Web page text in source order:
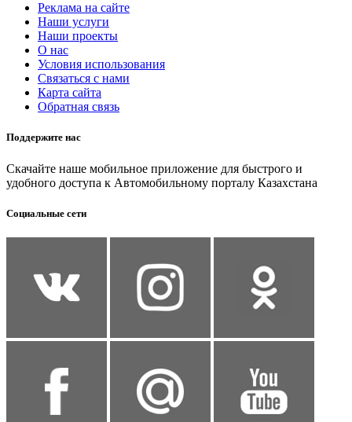
Реклама на сайте
Наши услуги
Наши проекты
О нас
Условия использования
Связаться с нами
Карта сайта
Обратная связь
Поддержите нас
Скачайте наше мобильное приложение для быстрого и
удобного доступа к Автомобильному порталу Казахстана
Социальные сети